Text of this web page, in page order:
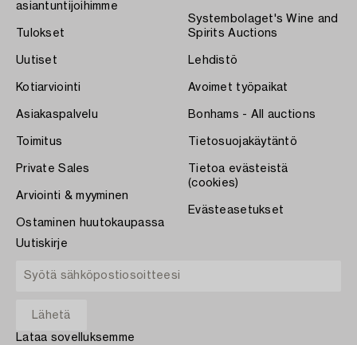
asiantuntijoihimme
Tulokset
Uutiset
Kotiarviointi
Asiakaspalvelu
Toimitus
Private Sales
Arviointi & myyminen
Ostaminen huutokaupassa
Systembolaget's Wine and
Spirits Auctions
Lehdistö
Avoimet työpaikat
Bonhams - All auctions
Tietosuojakäytäntö
Tietoa evästeistä
(cookies)
Evästeasetukset
Uutiskirje
Lataa sovelluksemme